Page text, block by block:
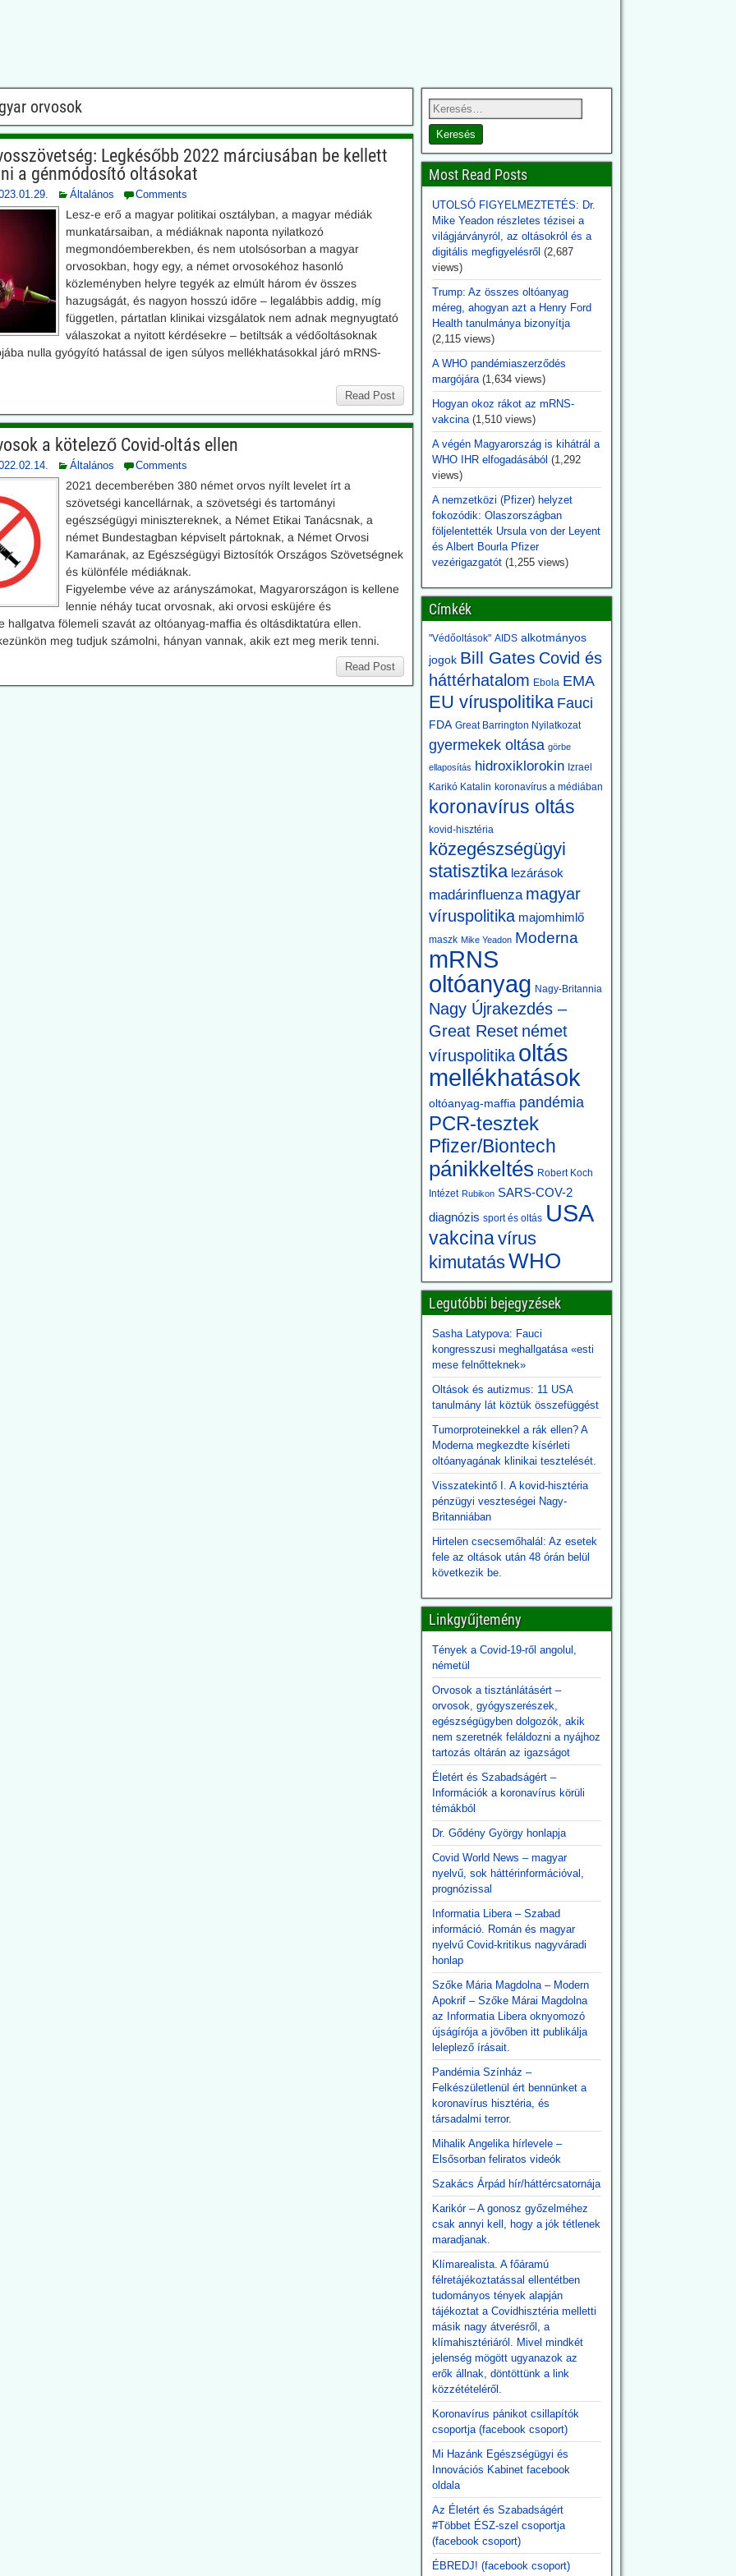
orvosok
Legkésőbb 2022 márciusában be kellett
a génmódosító oltásokat
Általános Comments
Lesz-e erő a magyar politikai osztályban, a magyar médiák
munkatársaiban, a médiáknak naponta nyilatkozó
megmondóemberekben, és nem utolsósorban a magyar
orvosokban, hogy egy, a német orvosokéhoz hasonló
közleményben helyre tegyék az elmúlt három év összes
hazugságát, és nagyon hosszú időre – legalábbis addig, míg
független, pártatlan klinikai vizsgálatok nem adnak megnyugtató
válaszokat a nyitott kérdésekre – betiltsák a védőoltásoknak
nulla gyógyító hatással de igen súlyos mellékhatásokkal járó mRNS-
Read Post
a kötelező Covid-oltás ellen
Általános Comments
2021 decemberében 380 német orvos nyílt levelet írt a
szövetségi kancellárnak, a szövetségi és tartományi
egészségügyi minisztereknek, a Német Etikai Tanácsnak, a
német Bundestagban képviselt pártoknak, a Német Orvosi
Kamarának, az Egészségügyi Biztosítók Országos Szövetségnek
és különféle médiáknak.
Figyelembe véve az arányszámokat, Magyarországon is kellene
lennie néháy tucat orvosnak, aki orvosi esküjére és
hallgatva fölemeli szavát az oltóanyag-maffia és oltásdiktatúra ellen.
meg tudjuk számolni, hányan vannak, akik ezt meg merik tenni.
Read Post
Most Read Posts
UTOLSÓ FIGYELMEZTETÉS: Dr.
Mike Yeadon részletes tézisei a
világjárványról, az oltásokról és a
digitális megfigyelésről (2,687
views)
Trump: Az összes oltóanyag
méreg, ahogyan azt a Henry Ford
Health tanulmánya bizonyítja
(2,115 views)
A WHO pandémiaszerződés
margójára (1,634 views)
Hogyan okoz rákot az mRNS-
vakcina (1,510 views)
A végén Magyarország is kihátrál a
WHO IHR elfogadásából (1,292
views)
A nemzetközi (Pfizer) helyzet
fokozódik: Olaszországban
följelentették Ursula von der Leyent
és Albert Bourla Pfizer
vezérigazgatót (1,255 views)
Címkék
"Védőoltások" AIDS alkotmányos
jogok Bill Gates Covid és
háttérhatalom Ebola EMA
EU víruspolitika Fauci
FDA Great Barrington Nyilatkozat
gyermekek oltása görbe
ellaposítás hidroxiklorokin Izrael
Karikó Katalin koronavírus a médiában
koronavírus oltás
kovid-hisztéria
közegészségügyi
statisztika lezárások
madárinfluenza magyar
víruspolitika majomhimlő
maszk Mike Yeadon Moderna
mRNS
oltóanyag Nagy-Britannia
Nagy Újrakezdés –
Great Reset német
víruspolitika oltás
mellékhatások
oltóanyag-maffia pandémia
PCR-tesztek
Pfizer/Biontech
pánikkeltés Robert Koch
Intézet Rubikon SARS-COV-2
diagnózis sport és oltás USA
vakcinavírus
kimutatásWHO
Legutóbbi bejegyzések
Sasha Latypova: Fauci
kongresszusi meghallgatása «esti
mese felnőtteknek»
Oltások és autizmus: 11 USA
tanulmány lát köztük összefüggést
Tumorproteinekkel a rák ellen? A
Moderna megkezdte kísérleti
oltóanyagának klinikai tesztelését.
Visszatekintő I. A kovid-hisztéria
pénzügyi veszteségei Nagy-
Britanniában
Hirtelen csecsemőhalál: Az esetek
fele az oltások után 48 órán belül
következik be.
Linkgyűjtemény
Tények a Covid-19-ről angolul,
németül
Orvosok a tisztánlátásért –
orvosok, gyógyszerészek,
egészségügyben dolgozók, akik
nem szeretnék feláldozni a nyájhoz
tartozás oltárán az igazságot
Életért és Szabadságért –
Információk a koronavírus körüli
témákból
Dr. Gődény György honlapja
Covid World News – magyar
nyelvű, sok háttérinformációval,
prognózissal
Informatia Libera – Szabad
információ. Román és magyar
nyelvű Covid-kritikus nagyváradi
honlap
Szőke Mária Magdolna – Modern
Apokrif – Szőke Márai Magdolna
az Informatia Libera oknyomozó
újságírója a jövőben itt publikálja
leleplező írásait.
Pandémia Színház –
Felkészületlenül ért bennünket a
koronavírus hisztéria, és
társadalmi terror.
Mihalik Angelika hírlevele –
Elsősorban feliratos videók
Szakács Árpád hír/háttércsatornája
Karikór – A gonosz győzelméhez
csak annyi kell, hogy a jók tétlenek
maradjanak.
Klímarealista. A főáramú
félretájékoztatással ellentétben
tudományos tények alapján
tájékoztat a Covidhisztéria melletti
másik nagy átverésről, a
klímahisztériáról. Mivel mindkét
jelenség mögött ugyanazok az
erők állnak, döntöttünk a link
közzétételéről.
Koronavírus pánikot csillapítók
csoportja (facebook csoport)
Mi Hazánk Egészségügyi és
Innovációs Kabinet facebook
oldala
Az Életért és Szabadságért
#Többet ÉSZ-szel csoportja
(facebook csoport)
ÉBREDJ! (facebook csoport)